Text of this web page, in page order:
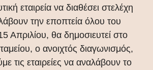
εταιρεία να διαθέσει στελέχη
την εποπτεία όλου του
Απριλίου, θα δημοσιευτεί στο
ο ανοιχτός διαγωνισμός,
τις εταιρείες να αναλάβουν το